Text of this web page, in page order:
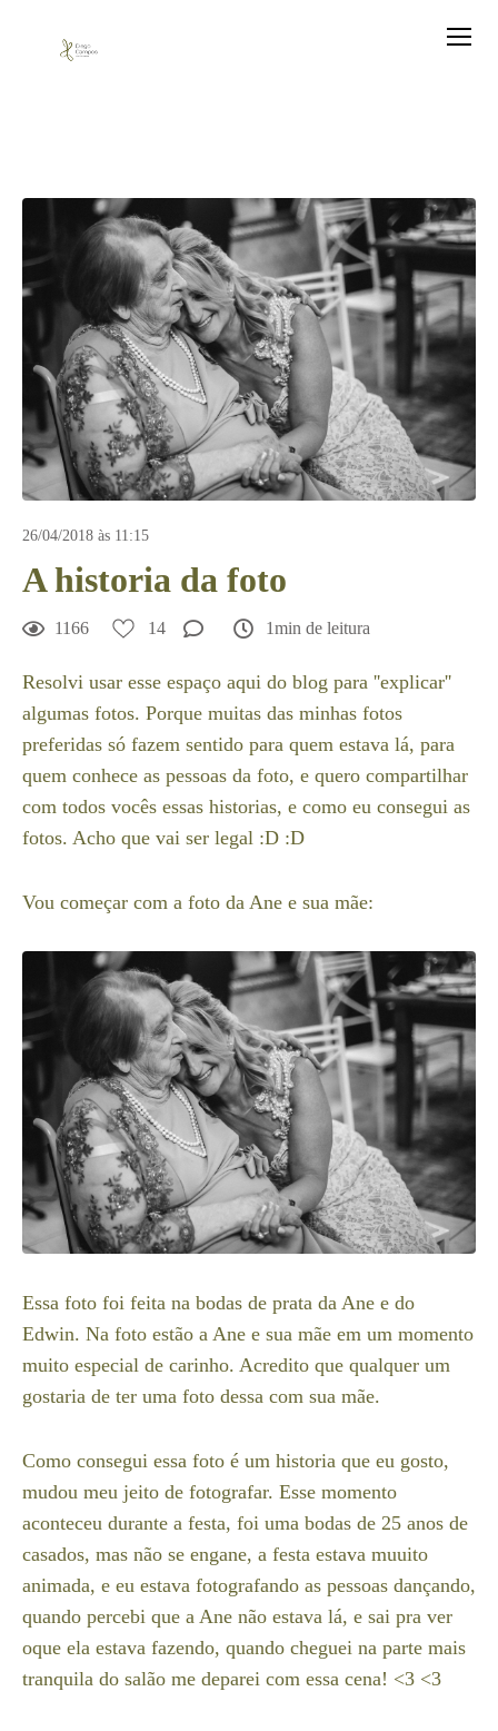
26/04/2018 às 11:15
A historia da foto
1166 14 1min de leitura
Resolvi usar esse espaço aqui do blog para ''explicar''
algumas fotos. Porque muitas das minhas fotos
preferidas só fazem sentido para quem estava lá, para
quem conhece as pessoas da foto, e quero compartilhar
com todos vocês essas historias, e como eu consegui as
fotos. Acho que vai ser legal :D :D
Vou começar com a foto da Ane e sua mãe:
Essa foto foi feita na bodas de prata da Ane e do
Edwin. Na foto estão a Ane e sua mãe em um momento
muito especial de carinho. Acredito que qualquer um
gostaria de ter uma foto dessa com sua mãe.
Como consegui essa foto é um historia que eu gosto,
mudou meu jeito de fotografar. Esse momento
aconteceu durante a festa, foi uma bodas de 25 anos de
casados, mas não se engane, a festa estava muuito
animada, e eu estava fotografando as pessoas dançando,
quando percebi que a Ane não estava lá, e sai pra ver
oque ela estava fazendo, quando cheguei na parte mais
tranquila do salão me deparei com essa cena! <3 <3